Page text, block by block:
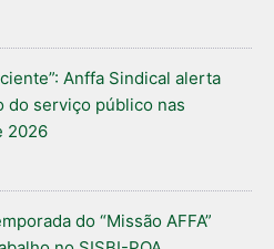
Anffa Sindical alerta
do serviço público nas
2026
do “Missão AFFA”